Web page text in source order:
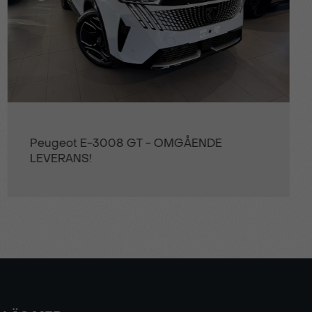
Peugeot 308 SW GT 1.2 PT 130hk Aut B-
KAMERA ELSTOL